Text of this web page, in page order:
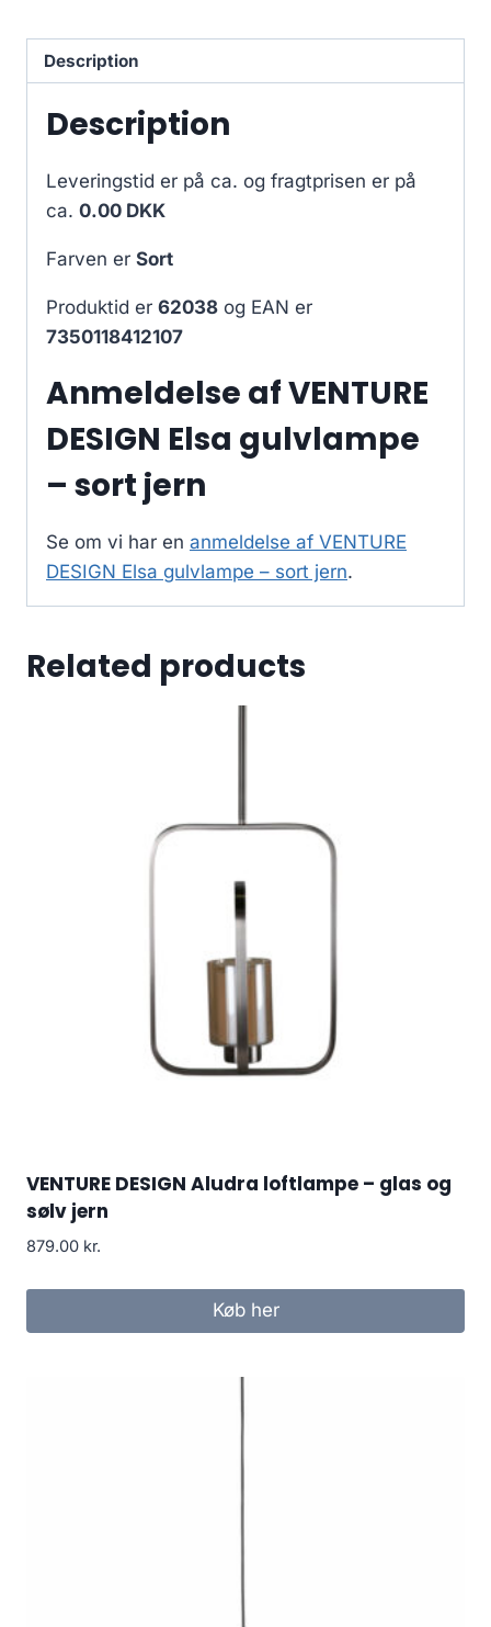
Description
Description
Leveringstid er på ca. og fragtprisen er på
ca. 0.00 DKK
Farven er Sort
Produktid er 62038 og EAN er
7350118412107
Anmeldelse af VENTURE
DESIGN Elsa gulvlampe
– sort jern
Se om vi har en anmeldelse af VENTURE
DESIGN Elsa gulvlampe – sort jern.
Related products
VENTURE DESIGN Aludra loftlampe – glas og
sølv jern
879.00 kr.
Køb her